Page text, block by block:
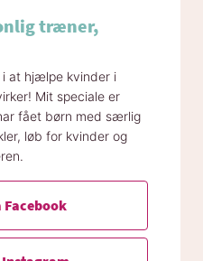
træner,
i at hjælpe kvinder i
Mit speciale er
fået børn med særlig
løb for kvinder og
Facebook